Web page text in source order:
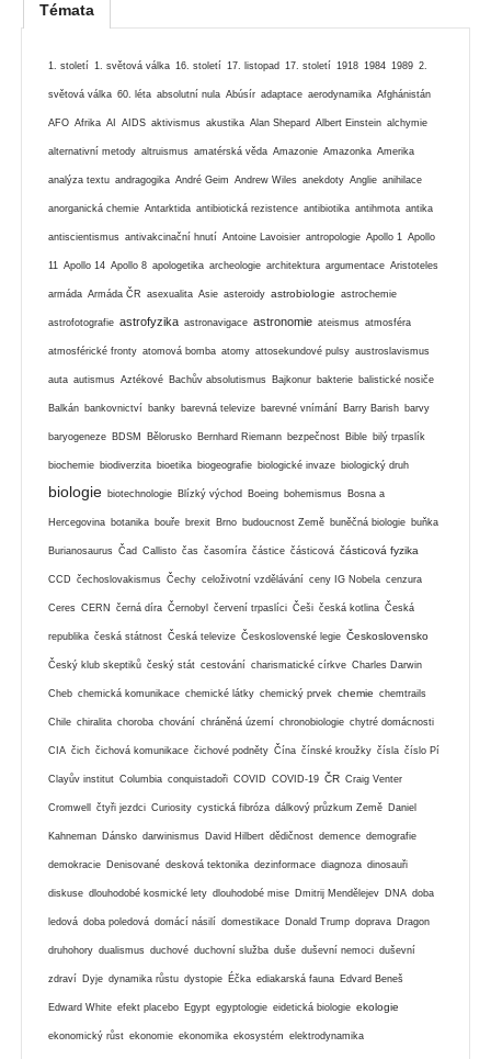
Témata
1. století 1. světová válka 16. století 17. listopad 17. století 1918 1984 1989 2.
světová válka 60. léta absolutní nula Abúsír adaptace aerodynamika Afghánistán
AFO Afrika AI AIDS aktivismus akustika Alan Shepard Albert Einstein alchymie
alternativní metody altruismus amatérská věda Amazonie Amazonka Amerika
analýza textu andragogika André Geim Andrew Wiles anekdoty Anglie anihilace
anorganická chemie Antarktida antibiotická rezistence antibiotika antihmota antika
antiscientismus antivakcinační hnutí Antoine Lavoisier antropologie Apollo 1 Apollo
11 Apollo 14 Apollo 8 apologetika archeologie architektura argumentace Aristoteles
armáda Armáda ČR asexualita Asie asteroidy astrobiologie astrochemie
astrofotografie astrofyzika astronavigace astronomie ateismus atmosféra
atmosférické fronty atomová bomba atomy attosekundové pulsy austroslavismus
auta autismus Aztékové Bachův absolutismus Bajkonur bakterie balistické nosiče
Balkán bankovnictví banky barevná televize barevné vnímání Barry Barish barvy
baryogeneze BDSM Bělorusko Bernhard Riemann bezpečnost Bible bilý trpaslík
biochemie biodiverzita bioetika biogeografie biologické invaze biologický druh
biologie biotechnologie Blízký východ Boeing bohemismus Bosna a
Hercegovina botanika bouře brexit Brno budoucnost Země buněčná biologie buňka
Burianosaurus Čad Callisto čas časomíra částice částicová částicová fyzika
CCD čechoslovakismus Čechy celoživotní vzdělávání ceny IG Nobela cenzura
Ceres CERN černá díra Černobyl červení trpaslíci Češi česká kotlina Česká
republika česká státnost Česká televize Československé legie Československo
Český klub skeptiků český stát cestování charismatické církve Charles Darwin
Cheb chemická komunikace chemické látky chemický prvek chemie chemtrails
Chile chiralita choroba chování chráněná území chronobiologie chytré domácnosti
CIA čich čichová komunikace čichové podněty Čína čínské kroužky čísla číslo Pí
Clayův institut Columbia conquistadoři COVID COVID-19 ČR Craig Venter
Cromwell čtyři jezdci Curiosity cystická fibróza dálkový průzkum Země Daniel
Kahneman Dánsko darwinismus David Hilbert dědičnost demence demografie
demokracie Denisované desková tektonika dezinformace diagnoza dinosauři
diskuse dlouhodobé kosmické lety dlouhodobé mise Dmitrij Mendělejev DNA doba
ledová doba poledová domácí násilí domestikace Donald Trump doprava Dragon
druhohory dualismus duchové duchovní služba duše duševní nemoci duševní
zdraví Dyje dynamika růstu dystopie Éčka ediakarská fauna Edvard Beneš
Edward White efekt placebo Egypt egyptologie eidetická biologie ekologie
ekonomický růst ekonomie ekonomika ekosystém elektrodynamika